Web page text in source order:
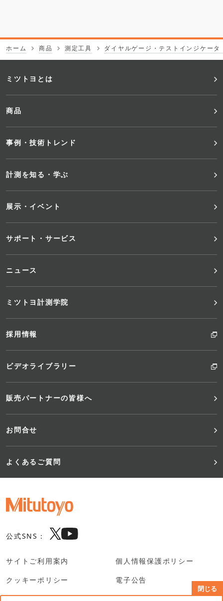
ホーム 商品 測定工具 ダイヤルゲージ・テストインジケー
フ
ッ
タ
ー
メ
ュ
ー
ミツトヨとは
商品
事例・技術トレンド
計測を知る・学ぶ
展示・イベント
サポート・サービス
ニュース
ミツトヨ計測学院
採用情報
ビデオライブラリー
販売パートナーの皆様へ
お問合せ
よくあるご質問
公式SNS：
サイトご利用案内
個人情報保護ポリシー
クッキーポリシー
電子公告
SNS利用規約
閉じる